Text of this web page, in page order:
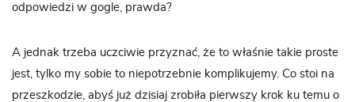
odpowiedzi w gogle, prawda?
A jednak trzeba uczciwie przyznać, że to właśnie takie proste
jest, tylko my sobie to niepotrzebnie komplikujemy. Co stoi na
przeszkodzie, abyś już dzisiaj zrobiła pierwszy krok ku temu o